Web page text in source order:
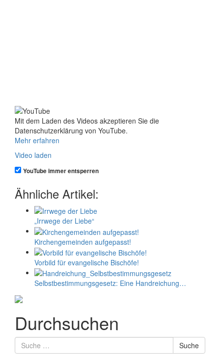
Mit dem Laden des Videos akzeptieren Sie die
Datenschutzerklärung von YouTube.
Mehr erfahren
Video laden
YouTube immer entsperren
Ähnliche Artikel:
„Irrwege der Liebe“
Kirchengemeinden aufgepasst!
Vorbild für evangelische Bischöfe!
Selbstbestimmungs­­­­­­­gesetz: Eine Handreichung…
Durchsuchen
Suche
nach
Suche